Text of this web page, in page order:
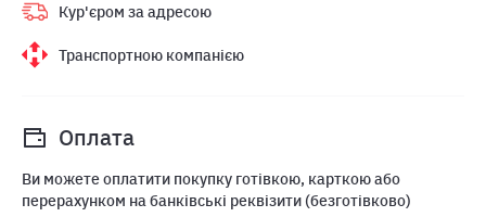
Кур'єром за адресою
Транспортною компанією
Оплата
Ви можете оплатити покупку готівкою, карткою або
перерахунком на банківські реквізити (безготівково)